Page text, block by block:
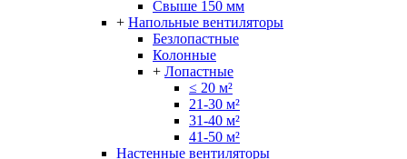
Свыше 150 мм
+ Напольные вентиляторы
Безлопастные
Колонные
+ Лопастные
≤ 20 м²
21-30 м²
31-40 м²
41-50 м²
Настенные вентиляторы